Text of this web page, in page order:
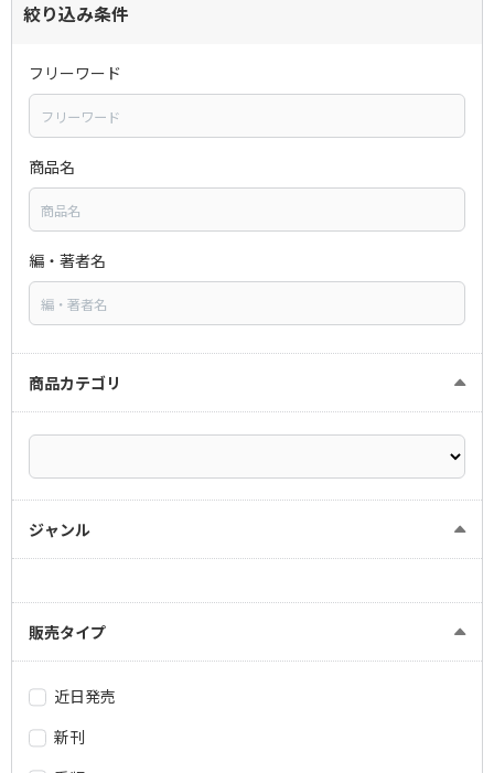
絞り込み条件
フリーワード
商品名
編・著者名
商品カテゴリ
ジャンル
販売タイプ
近日発売
新刊